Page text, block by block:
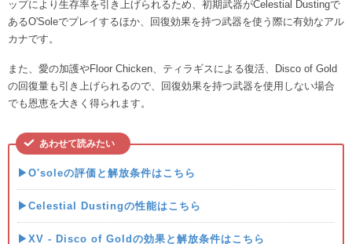
ップにより生存率を引き上げられるため、初期武器がCelestial Dustingで
あるO'Soleでプレイするほか、回復効果を持つ武器を使う際に有効なアル
カナです。
また、愛の加護やFloor Chicken、ティラギスによる復活、Disco of Gold
の回復量も引き上げられるので、回復効果を持つ武器を使用しない場合
でも恩恵を大きく得られます。
あわせて読みたい
▶O'soleの評価と解放条件はこちら
▶Celestial Dustingの性能はこちら
▶XV - Disco of Goldの効果と解放条件はこちら